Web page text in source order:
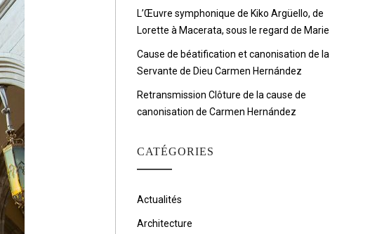
L’Œuvre symphonique de Kiko Argüello, de
Lorette à Macerata, sous le regard de Marie
Cause de béatification et canonisation de la
Servante de Dieu Carmen Hernández
Retransmission Clôture de la cause de
canonisation de Carmen Hernández
CATÉGORIES
Actualités
Architecture